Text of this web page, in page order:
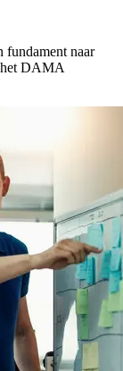
fundament naar
het DAMA